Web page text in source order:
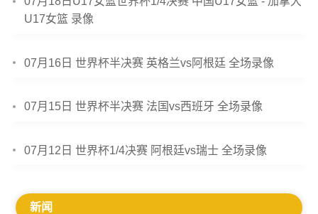
U17女篮 录像
07月16日 世界杯半决赛 英格兰vs阿根廷 全场录像
07月15日 世界杯半决赛 法国vs西班牙 全场录像
07月12日 世界杯1/4决赛 阿根廷vs瑞士 全场录像
新闻